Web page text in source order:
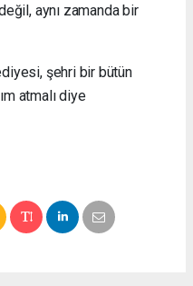
aynı zamanda bir
şehri bir bütün
atmalı diye